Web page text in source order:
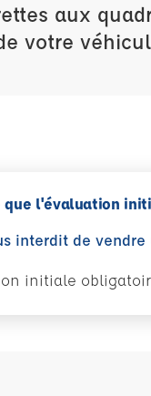
aux
votre
que l'évaluation
interdit de
initiale